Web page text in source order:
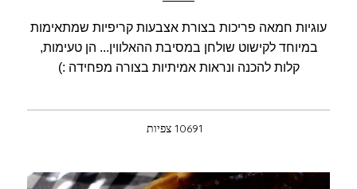
עוגיות חמאה פריכות בצורת אצבעות קריפיות שמתאימות
במיוחד לקישוט שולחן במסיבת ההאלווין... הן טעימות,
קלות להכנה ונראות אמיתיות בצורה מפחידה :)
10691 צפיות